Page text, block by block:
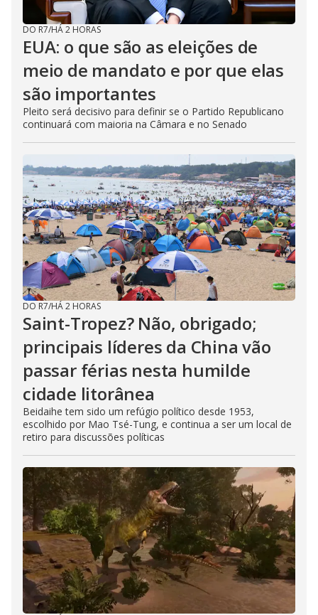
DO R7/HÁ 2 HORAS
EUA: o que são as eleições de
meio de mandato e por que elas
são importantes
Pleito será decisivo para definir se o Partido Republicano
continuará com maioria na Câmara e no Senado
DO R7/HÁ 2 HORAS
Saint-Tropez? Não, obrigado;
principais líderes da China vão
passar férias nesta humilde
cidade litorânea
Beidaihe tem sido um refúgio político desde 1953,
escolhido por Mao Tsé-Tung, e continua a ser um local de
retiro para discussões políticas